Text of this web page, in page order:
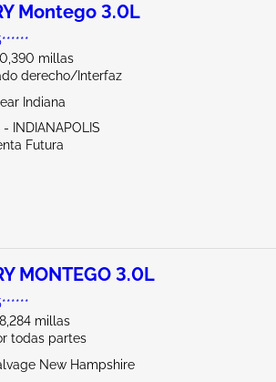
Montego 3.0L
millas
derecho/Interfaz
Indiana
- INDIANAPOLIS
Futura
MONTEGO 3.0L
millas
todas partes
New Hampshire